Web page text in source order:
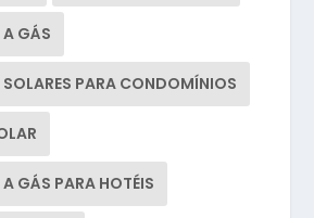
A GÁS
SOLARES PARA CONDOMÍNIOS
GÁS PARA HOTÉIS